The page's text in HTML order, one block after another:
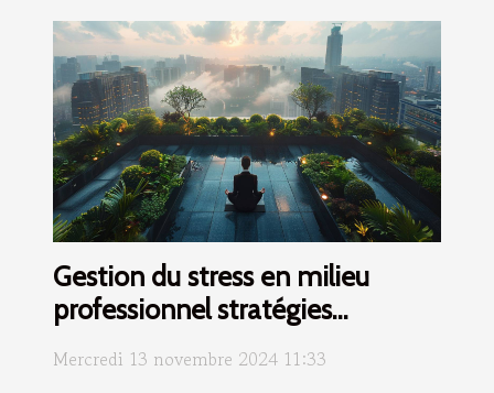
Gestion du stress en milieu
professionnel stratégies
Mercredi 13 novembre 2024 11:33